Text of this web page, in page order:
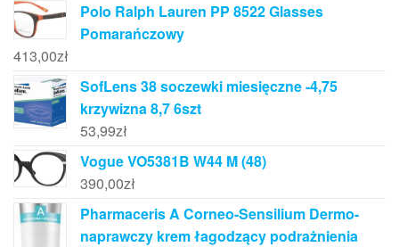
Polo Ralph Lauren PP 8522 Glasses
Pomarańczowy
413,00zł
SofLens 38 soczewki miesięczne -4,75
krzywizna 8,7 6szt
53,99zł
Vogue VO5381B W44 M (48)
390,00zł
Pharmaceris A Corneo-Sensilium Dermo-
naprawczy krem łagodzący podrażnienia